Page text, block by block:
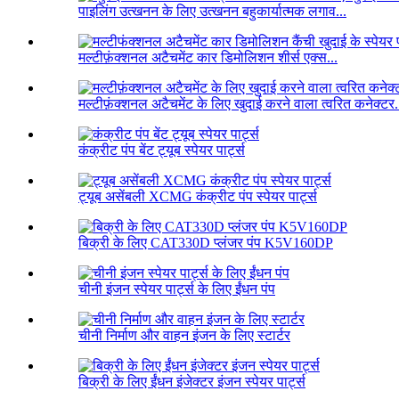
पाइलिंग उत्खनन के लिए उत्खनन बहुकार्यात्मक लगाव...
मल्टीफ़ंक्शनल अटैचमेंट कार डिमोलिशन शीर्स एक्स...
मल्टीफ़ंक्शनल अटैचमेंट के लिए खुदाई करने वाला त्वरित
कंक्रीट पंप बेंट ट्यूब स्पेयर पार्ट्स
ट्यूब असेंबली XCMG कंक्रीट पंप स्पेयर पार्ट्स
बिक्री के लिए CAT330D प्लंजर पंप K5V160DP
चीनी इंजन स्पेयर पार्ट्स के लिए ईंधन पंप
चीनी निर्माण और वाहन इंजन के लिए स्टार्टर
बिक्री के लिए ईंधन इंजेक्टर इंजन स्पेयर पार्ट्स